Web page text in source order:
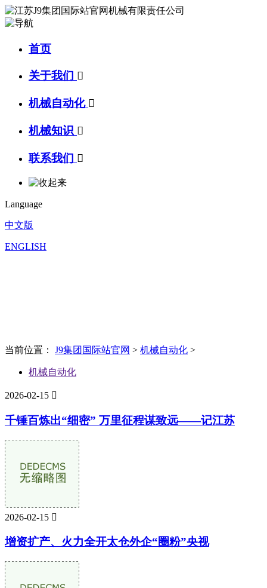
首页
关于我们 
机械自动化 
机械知识 
联系我们 
Language
中文版
ENGLISH
当前位置： J9集团国际站官网 > 机械自动化 >
机械自动化
2026-02-15 
千锤百炼出“细密” 万里征程谋致远——记江苏
2026-02-15 
增资扩产、火力全开太仓外企“圈粉”央视